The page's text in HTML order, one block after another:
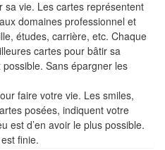
sa vie. Les cartes représentent
domaines professionnel et
études, carrière, etc. Chaque
cartes pour bâtir sa
Sans épargner les
faire votre vie. Les smiles,
posées, indiquent votre
est d’en avoir le plus possible.
finie.